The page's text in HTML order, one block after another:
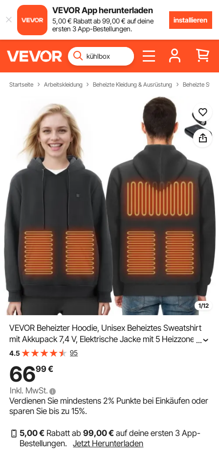
VEVOR App herunterladen
5,00€ Rabatt ab99,00€ auf deine
ersten 3 App-Bestellungen.
installieren
Startseite Arbeitskleidung Beheizte Kleidung & Ausrüstung Beheizte
1/12
VEVOR Beheizter Hoodie, Unisex Beheiztes Sweatshirt
mit Akkupack 7,4 V, Elektrische Jacke mit 5 Heizzonen
für Männer & Frauen, Leichter warmer beheizter
Schwarz
...
4.5 95
6699€
Inkl. MwSt.
Verdienen Sie mindestens2% Punkte bei Einkäufen oder
sparen Sie bis zu15%.
5,00€ Rabatt ab99,00€ auf deine ersten 3 App-
Bestellungen.
Jetzt Herunterladen